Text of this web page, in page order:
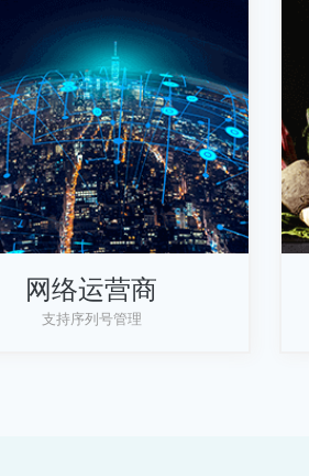
网络运营商
支持序列号管理